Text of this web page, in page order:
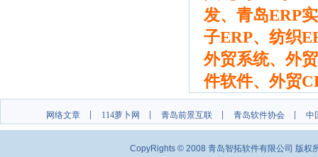
发、青岛ERP
子ERP、纺织
外贸系统、外
件软件、外贸
网络文章 114萝卜网 青岛前景互联 青岛软件协会 中
CopyRights © 2008 青岛智拓软件有限公司 版